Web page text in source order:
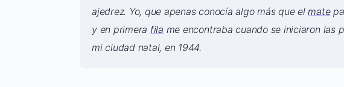
ajedrez. Yo, que apenas conocía algo más que elmate
y en primera fila me encontraba cuando se iniciaron las
mi ciudad natal, en 1944.